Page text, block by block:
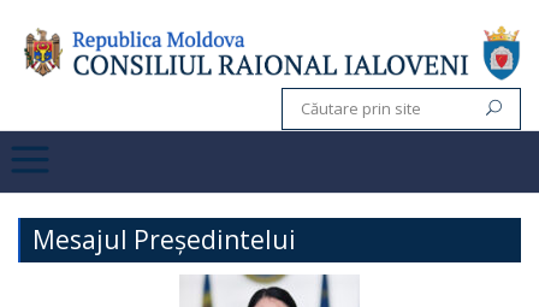
Mesajul Președintelui